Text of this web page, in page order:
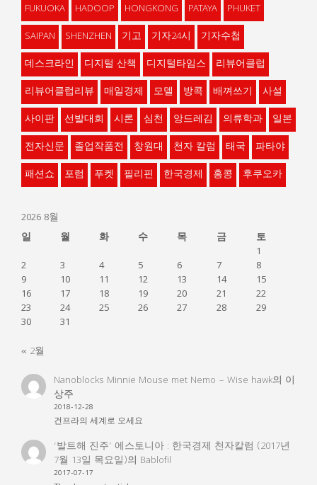
FUKUOKA
HADOOP HONGKONG PATAYA
PHUKET
SAIPAN
SHENZHEN 기고 기자24시
기자수첩
데스크라인
디지털 산책 디지털타임스
리뷰어클럽
리뷰어클럽리뷰
매일경제 모델 방콕 배껴쓰기
사설
사이판
선발대회 시론 심천 앙드레김 의류학과
일본
전자신문
졸업작품전 창원대 천자 칼럼 태국
파타야
패션쇼
포럼 푸켓 필리핀 한국경제 홍콩 후쿠오카
2026 8월
일
월 화 수 목 금
토
1
2
3 4 5 6 7
8
9
10 11 12 13 14
15
16
17 18 19 20 21
22
23
24 25 26 27 28
29
30
31
« 2월
Nanoblocks Minnie Mouse met Nemo – Wise hawk의 이
상주
2018-12-28
건프라의 세계로 오세요
‘발트해 진주’ 에스토니아 : 한국경제 천자칼럼 (2017년
7월 13일 목요일)의 Bablofil
2017-07-17